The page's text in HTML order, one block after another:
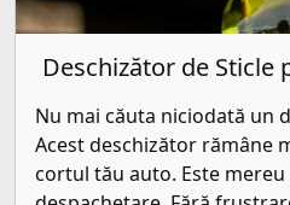
Deschizător de
Nu mai căuta niciodată un
Acest deschizător rămâne
cortul tău auto. Este mereu